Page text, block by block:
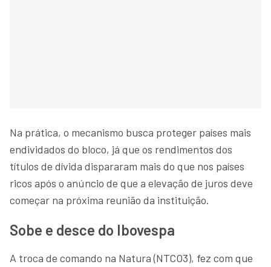
Na prática, o mecanismo busca proteger países mais
endividados do bloco, já que os rendimentos dos
títulos de dívida dispararam mais do que nos países
ricos após o anúncio de que a elevação de juros deve
começar na próxima reunião da instituição.
Sobe e desce do Ibovespa
A troca de comando na Natura (NTCO3), fez com que